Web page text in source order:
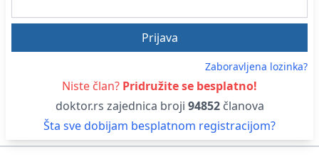
Zaboravljena lozinka?
Niste član? Pridružite se besplatno!
doktor.rs zajednica broji 94852članova
Šta sve dobijam besplatnom registracijom?